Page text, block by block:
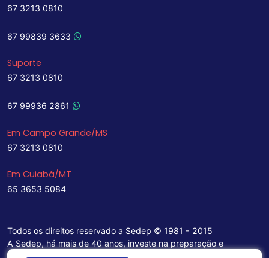
67 3213 0810
67 99839 3633
Suporte
67 3213 0810
67 99936 2861
Em Campo Grande/MS
67 3213 0810
Em Cuiabá/MT
65 3653 5084
Todos os direitos reservado a Sedep © 1981 - 2015
A Sedep, há mais de 40 anos, investe na preparação e